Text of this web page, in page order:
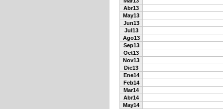
Abr13
May13
Jun13
Jul13
Ago13
Sep13
Oct13
Nov13
Dic13
Ene14
Feb14
Mar14
Abr14
May14